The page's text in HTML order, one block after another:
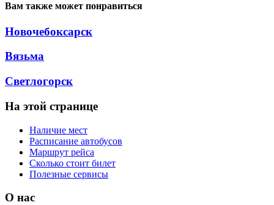
Вам также может понравиться
Новочебоксарск
Вязьма
Светлогорск
На этой странице
Наличие мест
Расписание автобусов
Маршрут рейса
Сколько стоит билет
Полезные сервисы
О нас